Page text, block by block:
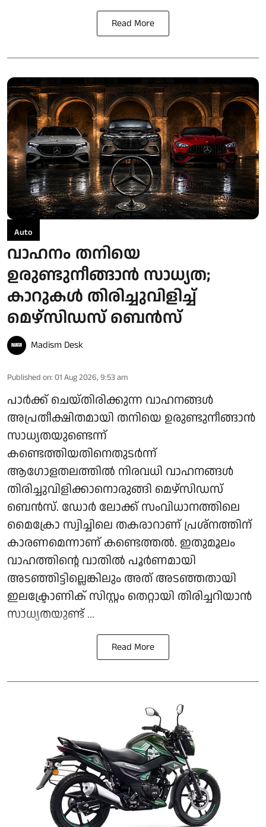
Read More
Auto
വാഹനം തനിയെ
ഉരുണ്ടുനീങ്ങാൻ സാധ്യത;
കാറുകൾ തിരിച്ചുവിളിച്ച്
മെഴ്സിഡസ് ബെൻസ്
Madism Desk
Published on: 01 Aug 2026, 9:53 am
പാർക്ക് ചെയ്തിരിക്കുന്ന വാഹനങ്ങൾ
അപ്രതീക്ഷിതമായി തനിയെ ഉരുണ്ടുനീങ്ങാൻ
സാധ്യതയുണ്ടെന്ന്
കണ്ടെത്തിയതിനെതുടർന്ന്
ആഗോളതലത്തിൽ നിരവധി വാഹനങ്ങൾ
തിരിച്ചുവിളിക്കാനൊരുങ്ങി മെഴ്‌സിഡസ്
ബെൻസ്. ഡോർ ലോക്ക് സംവിധാനത്തിലെ
മൈക്രോ സ്വിച്ചിലെ തകരാറാണ് പ്രശ്നത്തിന്
കാരണമെന്നാണ് കണ്ടെത്തൽ. ഇതുമൂലം
വാഹത്തിന്റെ വാതിൽ പൂർണമായി
അടഞ്ഞിട്ടില്ലെങ്കിലും അത് അടഞ്ഞതായി
ഇലക്ട്രോണിക് സിസ്റ്റം തെറ്റായി തിരിച്ചറിയാൻ
സാധ്യതയുണ്ട് ...
Read More